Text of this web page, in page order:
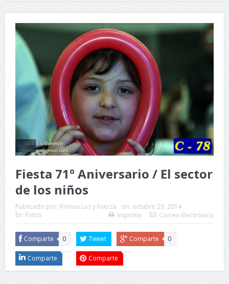
Fiesta 71º Aniversario / El sector
de los niños
Publicado por: Prensa Luz y Fuerza on: octubre 29, 2014
En: Fotos Imprimir Correo Electrónico
Comparte 0 Tweet Comparte 0
Comparte Comparte